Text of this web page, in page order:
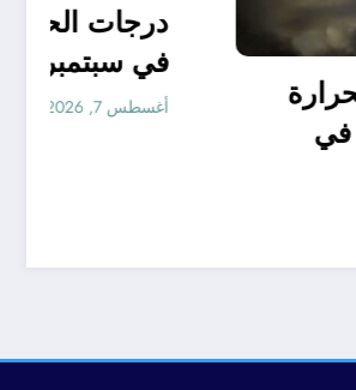
درجات الحرارة
7, 2026